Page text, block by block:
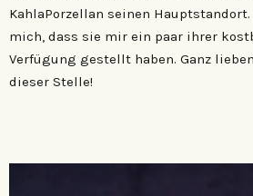
KahlaPorzellan seinen
mich, dass sie mir ein paar ihrer
Verfügung gestellt haben. Ganz
dieser Stelle!